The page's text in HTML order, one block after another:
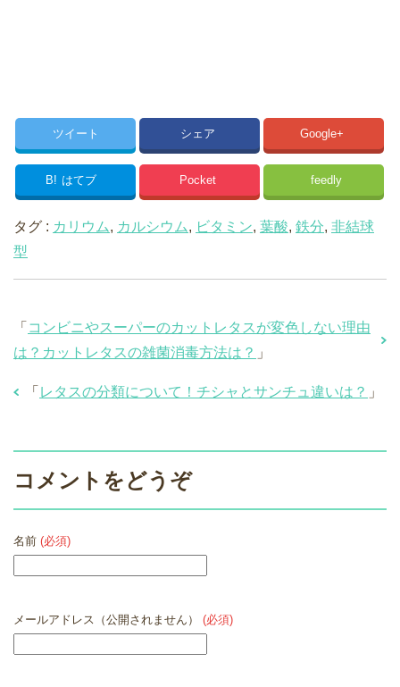
ツイート シェア Google+
B! はてブ Pocket feedly
タグ : カリウム, カルシウム, ビタミン, 葉酸, 鉄分, 非結球
型
「 コンビニやスーパーのカットレタスが変色しない理由
は？カットレタスの雑菌消毒方法は？ 」
「 レタスの分類について！チシャとサンチュ違いは？ 」
コメントをどうぞ
名前 (必須)
メールアドレス（公開されません） (必須)